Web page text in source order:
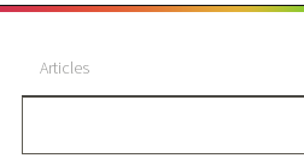
Articles